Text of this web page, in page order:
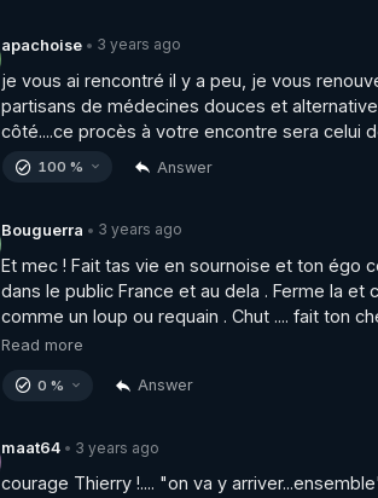
apachoise • 3 years ago
je vous ai rencontré il y a peu, je vous
partisans de médecines douces et
côté....ce procès à votre encontre sera celui
100 % Answer
Bouguerra • 3 years ago
Et mec ! Fait tas vie en sournoise et ton égo
dans le public France et au dela . Ferme la
comme un loup ou requain . Chut .... fait ton
Read more
0 % Answer
maat64 • 3 years ago
courage Thierry !.... "on va y